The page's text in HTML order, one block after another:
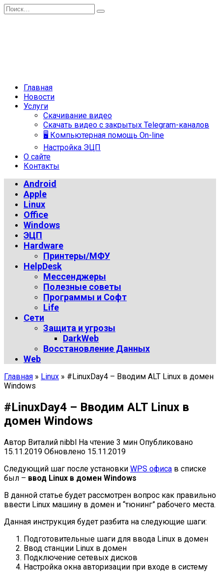
Перейти
к
Search
for:
Главная
Новости
Услуги
Скачивание видео
Скачать видео с закрытых Telegram-каналов
🖥 Компьютерная помощь On-line
Настройка ЭЦП
О сайте
Контакты
Android
Apple
Linux
Office
Windows
ЭЦП
Hardware
Принтеры/МФУ
HelpDesk
Мессенджеры
Полезные советы
Программы и Софт
Life
Сети
Защита и угрозы
DarkWeb
Восстановление Данных
Web
Главная » Linux » #LinuxDay4 – Вводим ALT Linux в домен
Windows
#LinuxDay4 – Вводим ALT Linux в
домен Windows
Автор Виталий nibbl На чтение 3 мин Опубликовано
15.11.2019 Обновлено 15.11.2019
Следующий шаг после установки WPS офиса в списке
был – ввод Linux в домен Windows
В данной статье будет рассмотрен вопрос как правильно
ввести Linux машину в домен и “тюнинг” рабочего места.
Данная инструкция будет разбита на следующие шаги:
Подготовительные шаги для ввода Linux в домен
Ввод станции Linux в домен
Подключение сетевых дисков
Настройка окна авторизации при входе в систему